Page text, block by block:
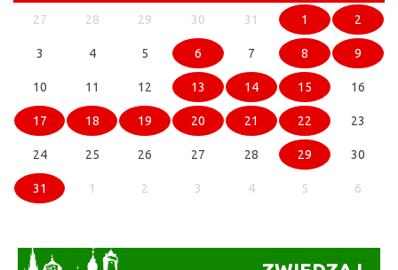
27
28 29 30 31 1 2
3 4 5 6 7 8 9
10 11 12 13 14 15 16
17 18 19 20 21 22 23
24 25 26 27 28 29 30
31 1 2 3 4 5 6